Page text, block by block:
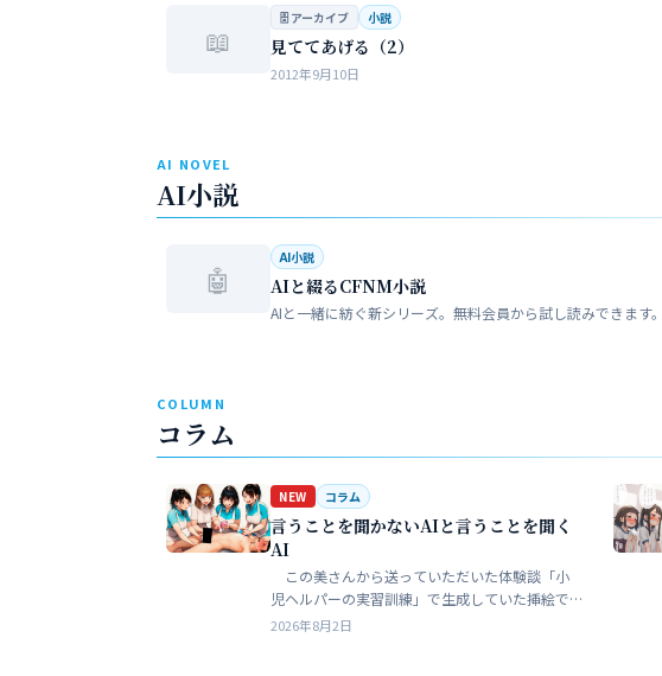
📖
🗄 アーカイブ 小説
見ててあげる（2）
2012年9月10日
AI NOVEL
AI小説
🤖
AI小説
AIと綴るCFNM小説
AIと一緒に紡ぐ新シリーズ。無料会員から試し読みできます。
COLUMN
コラム
NEW コラム
言うことを聞かないAIと言うことを聞く
AI
この美さんから送っていただいた体験談「小
児ヘルパーの実習訓練」で生成していた挿絵で
ある。AIというのは、どうしても細部が苦手でト
2026年8月2日